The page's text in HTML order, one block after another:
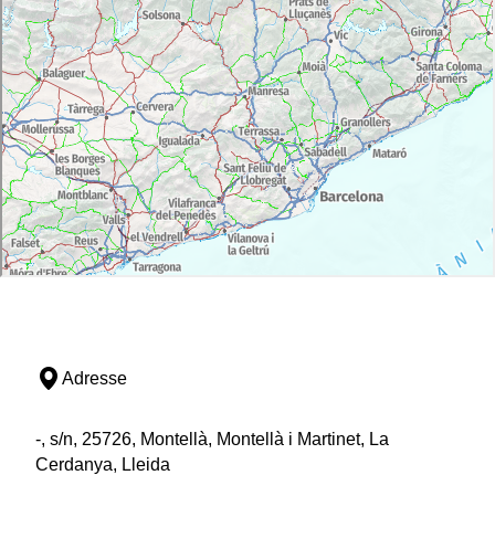
Adresse
-, s/n, 25726, Montellà, Montellà i Martinet, La
Cerdanya, Lleida